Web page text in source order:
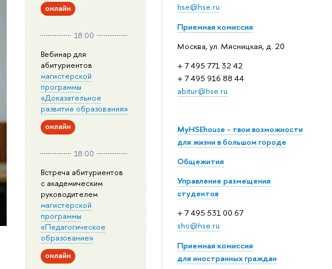
hse@hse.ru
Приемная комиссия
Москва, ул. Мясницкая, д. 20
+ 7 495 771 32 42
+ 7 495 916 88 44
abitur@hse.ru
MyHSEhouse - твои возможности
для жизни в большом городе
Общежития
Управление размещения
студентов
+ 7 495 531 00 67
sho@hse.ru
Приемная комиссия
для иностранных граждан
онлайн
18:00
Вебинар для
абитуриентов
магистерской
программы
«Доказательное
развитие образования»
онлайн
18:00
Встреча абитуриентов
с академическим
руководителем
магистерской
программы
«Педагогическое
образование»
онлайн